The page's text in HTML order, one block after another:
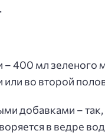
400 мл зеленого
во второй
добавками –
в ведре